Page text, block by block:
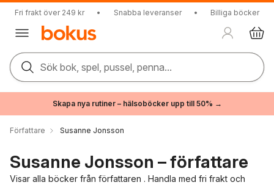
Fri frakt över 249 kr • Snabba leveranser • Billiga böcker
Sök bok, spel, pussel, penna...
Skapa nya rutiner – hälsoböcker upp till 50% →
Författare Susanne Jonsson
Susanne Jonsson – författare
Visar alla böcker från författaren . Handla med fri frakt och